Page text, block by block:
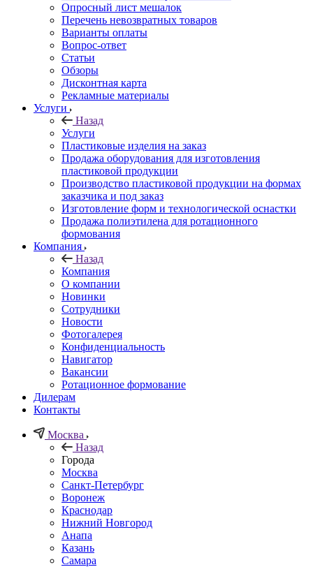
Опросный лист мешалок
Перечень невозвратных товаров
Варианты оплаты
Вопрос-ответ
Статьи
Обзоры
Дисконтная карта
Рекламные материалы
Услуги
Назад
Услуги
Пластиковые изделия на заказ
Продажа оборудования для изготовления
пластиковой продукции
Производство пластиковой продукции на формах
заказчика и под заказ
Изготовление форм и технологической оснастки
Продажа полиэтилена для ротационного
формования
Компания
Назад
Компания
О компании
Новинки
Сотрудники
Новости
Фотогалерея
Конфиденциальность
Навигатор
Вакансии
Ротационное формование
Дилерам
Контакты
Москва
Назад
Города
Москва
Санкт-Петербург
Воронеж
Краснодар
Нижний Новгород
Анапа
Казань
Самара